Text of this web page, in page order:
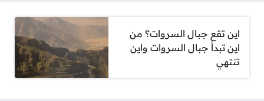
اين تقع جبال السروات؟ من
اين تبدأ جبال السروات واين
تنتهي